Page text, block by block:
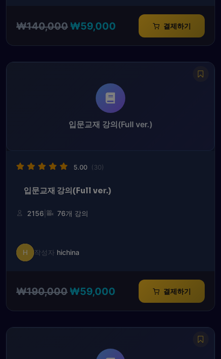
₩140,000 원
가
격:
₩59,000
가
격:
결제하기
입문교재 강의(Full ver.)
5.00 (30)
입문교재 강의(Full ver.)
2156 76개 강의
H 작성자 hichina
₩190,000 원
가
격:
₩59,000
가
격:
결제하기